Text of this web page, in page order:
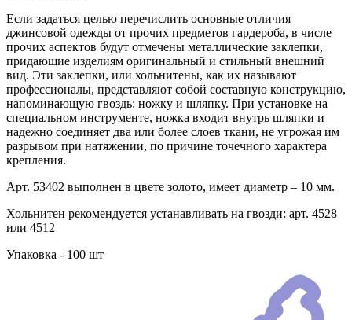
Если задаться целью перечислить основные отличия
джинсовой одежды от прочих предметов гардероба, в числе
прочих аспектов будут отмечены металлические заклепки,
придающие изделиям оригинальный и стильный внешний
вид. Эти заклепки, или хольнитены, как их называют
профессионалы, представляют собой составную конструкцию,
напоминающую гвоздь: ножку и шляпку. При установке на
специальном инструменте, ножка входит внутрь шляпки и
надежно соединяет два или более слоев ткани, не угрожая им
разрывом при натяжении, по причине точечного характера
крепления.
Арт. 53402 выполнен в цвете золото, имеет диаметр – 10 мм.
Хольнитен рекомендуется устанавливать на гвозди: арт. 4528
или 4512
Упаковка - 100 шт